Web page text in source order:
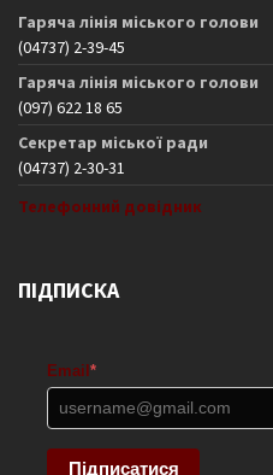
Гаряча лінія міського голови
(04737) 2-39-45
Гаряча лінія міського голови
(097) 622 18 65
Секретар міської ради
(04737) 2-30-31
Телефонний довідник
ПІДПИСКА
Email *
Підписатися